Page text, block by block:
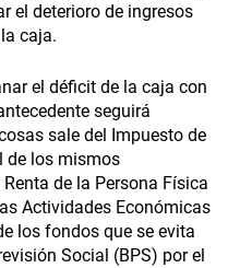
el deterioro de ingresos
caja.
el déficit de la caja con
seguirá
sale del Impuesto de
de los mismos
de la Persona Física
Actividades Económicas
los fondos que se evita
Social (BPS) por el